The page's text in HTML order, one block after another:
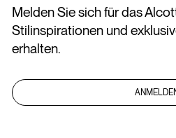
Melden Sie sich für das
Stilinspirationen und
erhalten.